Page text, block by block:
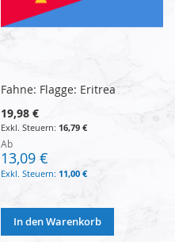
Fahne: Flagge: Eritrea
19,98 €
16,79 €
Ab
13,09 €
11,00 €
In den Warenkorb